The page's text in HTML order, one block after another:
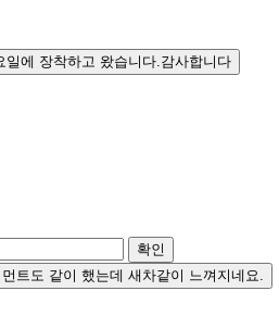
일에 장착하고 왔습니다.감사합니다
확인
트도 같이 했는데 새차같이 느껴지네요.